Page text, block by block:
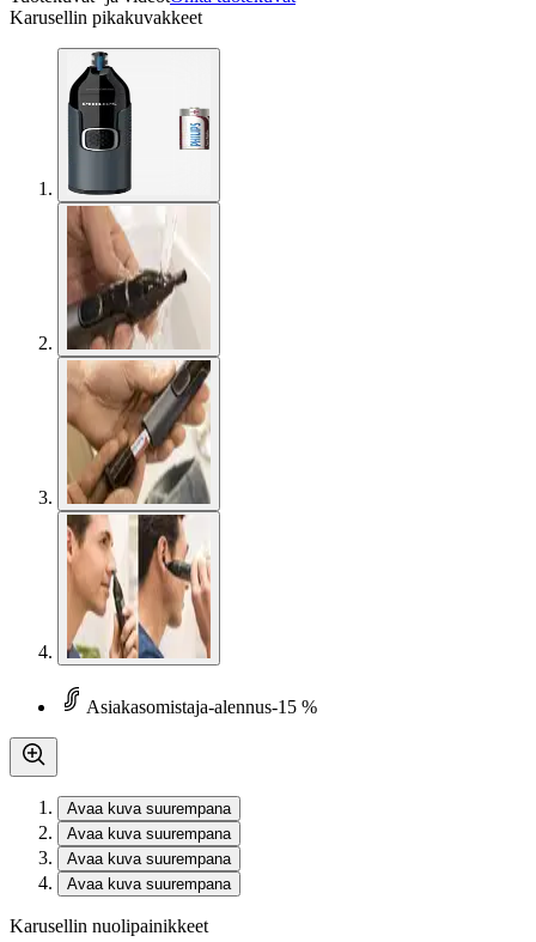
Karusellin pikakuvakkeet
Asiakasomistaja-alennus-15 %
Avaa kuva suurempana
Avaa kuva suurempana
Avaa kuva suurempana
Avaa kuva suurempana
Karusellin nuolipainikkeet